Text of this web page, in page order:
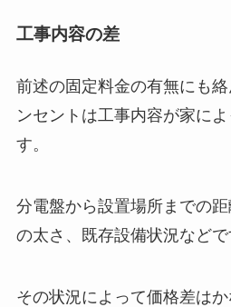
工事内容の差
前述の固定料金の有無にも
ンセントは工事内容が家に
す。
分電盤から設置場所までの
の太さ、既存設備状況などで
その状況によって価格差はか